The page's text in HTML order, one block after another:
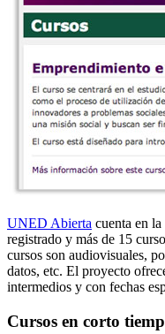
UNED Abierta cuenta en
registrado y más de 15
cursos son audiovisuales,
datos, etc. El proyecto
intermedios y con fechas
Cursos en corto